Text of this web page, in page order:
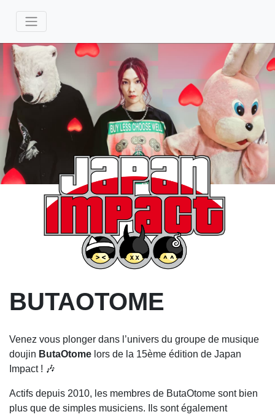
BUTAOTOME
Venez vous plonger dans l’univers du groupe de musique
doujin ButaOtome lors de la 15ème édition de Japan
Impact ! 🎶
Actifs depuis 2010, les membres de ButaOtome sont bien
plus que de simples musiciens. Ils sont également